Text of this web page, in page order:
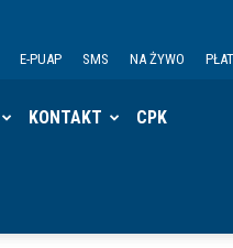
E-PUAP SMS NA ŻYWO
KONTAKT CPK